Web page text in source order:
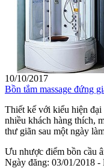
10/10/2017
Bồn tắm massage đứng
Thiết kế với kiểu hiện đại
nhiều khách hàng thích,
thư giãn sau một ngày
Ưu nhược điểm bồn cầu
Ngày đăng: 03/01/2018